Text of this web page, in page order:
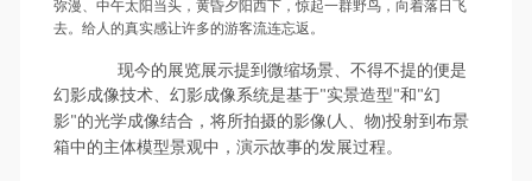
弥漫、中午太阳当头，黄昏夕阳西下，惊起一群野鸟，向着落日飞
去。给人的真实感让许多的游客流连忘返。
现今的展览展示提到微缩场景、不得不提的便是
幻影成像技术、幻影成像系统是基于"实景造型"和 "幻
影"的光学成像结合，将所拍摄的影像(人、物)投射到布景
箱中的主体模型景观中，演示故事的发展过程。